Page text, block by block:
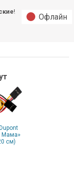
!
Офлайн
Мама»
см)